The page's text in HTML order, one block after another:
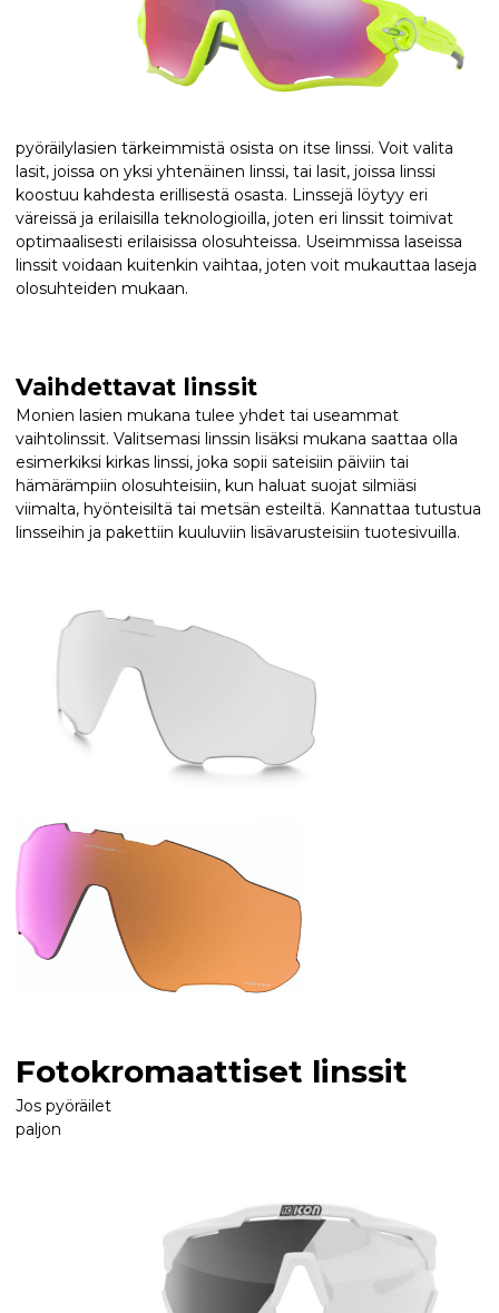
pyöräilylasien tärkeimmistä osista on itse linssi. Voit valita
lasit, joissa on yksi yhtenäinen linssi, tai lasit, joissa linssi
koostuu kahdesta erillisestä osasta. Linssejä löytyy eri
väreissä ja erilaisilla teknologioilla, joten eri linssit toimivat
optimaalisesti erilaisissa olosuhteissa. Useimmissa laseissa
linssit voidaan kuitenkin vaihtaa, joten voit mukauttaa laseja
olosuhteiden mukaan.
Vaihdettavat linssit
Monien lasien mukana tulee yhdet tai useammat
vaihtolinssit. Valitsemasi linssin lisäksi mukana saattaa olla
esimerkiksi kirkas linssi, joka sopii sateisiin päiviin tai
hämärämpiin olosuhteisiin, kun haluat suojat silmiäsi
viimalta, hyönteisiltä tai metsän esteiltä. Kannattaa tutustua
linsseihin ja pakettiin kuuluviin lisävarusteisiin tuotesivuilla.
Fotokromaattiset linssit
Jos pyöräilet
paljon